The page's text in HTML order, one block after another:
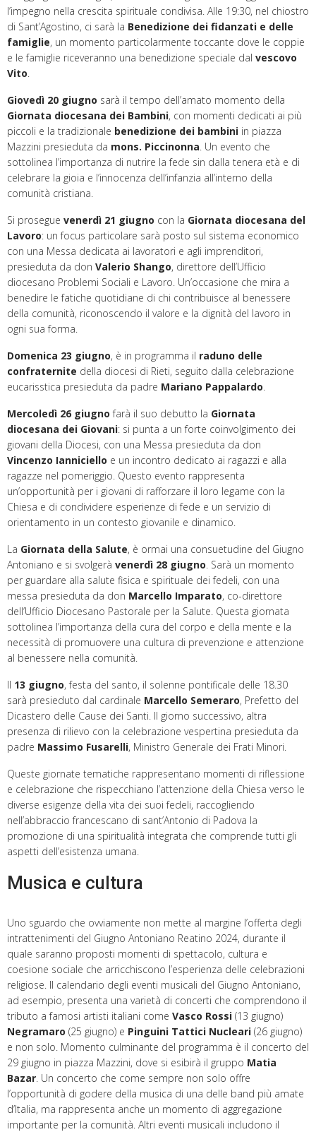
l’impegno nella crescita spirituale condivisa. Alle 19:30, nel chiostro
di Sant’Agostino, ci sarà la Benedizione dei fidanzati e delle
famiglie, un momento particolarmente toccante dove le coppie
e le famiglie riceveranno una benedizione speciale dal vescovo
Vito.
Giovedì 20 giugno sarà il tempo dell’amato momento della
Giornata diocesana dei Bambini, con momenti dedicati ai più
piccoli e la tradizionale benedizione dei bambini in piazza
Mazzini presieduta da mons. Piccinonna. Un evento che
sottolinea l’importanza di nutrire la fede sin dalla tenera età e di
celebrare la gioia e l’innocenza dell’infanzia all’interno della
comunità cristiana.
Si prosegue venerdì 21 giugno con la Giornata diocesana del
Lavoro: un focus particolare sarà posto sul sistema economico
con una Messa dedicata ai lavoratori e agli imprenditori,
presieduta da don Valerio Shango, direttore dell’Ufficio
diocesano Problemi Sociali e Lavoro. Un’occasione che mira a
benedire le fatiche quotidiane di chi contribuisce al benessere
della comunità, riconoscendo il valore e la dignità del lavoro in
ogni sua forma.
Domenica 23 giugno, è in programma il raduno delle
confraternite della diocesi di Rieti, seguito dalla celebrazione
eucarisstica presieduta da padre Mariano Pappalardo.
Mercoledì 26 giugnofarà il suo debutto la Giornata
diocesana dei Giovani: si punta a un forte coinvolgimento dei
giovani della Diocesi, con una Messa presieduta da don
Vincenzo Ianniciello e un incontro dedicato ai ragazzi e alla
ragazze nel pomeriggio. Questo evento rappresenta
un’opportunità per i giovani di rafforzare il loro legame con la
Chiesa e di condividere esperienze di fede e un servizio di
orientamento in un contesto giovanile e dinamico.
La Giornata della Salute, è ormai una consuetudine del Giugno
Antoniano e si svolgerà venerdì 28 giugno. Sarà un momento
per guardare alla salute fisica e spirituale dei fedeli, con una
messa presieduta da don Marcello Imparato, co-direttore
dell’Ufficio Diocesano Pastorale per la Salute. Questa giornata
sottolinea l’importanza della cura del corpo e della mente e la
necessità di promuovere una cultura di prevenzione e attenzione
al benessere nella comunità.
Il 13 giugno, festa del santo, il solenne pontificale delle 18.30
sarà presieduto dal cardinale Marcello Semeraro, Prefetto del
Dicastero delle Cause dei Santi. Il giorno successivo, altra
presenza di rilievo con la celebrazione vespertina presieduta da
padre Massimo Fusarelli, Ministro Generale dei Frati Minori.
Queste giornate tematiche rappresentano momenti di riflessione
e celebrazione che rispecchiano l’attenzione della Chiesa verso le
diverse esigenze della vita dei suoi fedeli, raccogliendo
nell’abbraccio francescano di sant’Antonio di Padova la
promozione di una spiritualità integrata che comprende tutti gli
aspetti dell’esistenza umana.
Musica e cultura
Uno sguardo che ovviamente non mette al margine l’offerta degli
intrattenimenti del Giugno Antoniano Reatino 2024, durante il
quale saranno proposti momenti di spettacolo, cultura e
coesione sociale che arricchiscono l’esperienza delle celebrazioni
religiose. Il calendario degli eventi musicali del Giugno Antoniano,
ad esempio, presenta una varietà di concerti che comprendono il
tributo a famosi artisti italiani come Vasco Rossi (13 giugno)
Negramaro (25 giugno) e Pinguini Tattici Nucleari (26 giugno)
e non solo. Momento culminante del programma è il concerto del
29 giugno in piazza Mazzini, dove si esibirà il gruppo Matia
Bazar. Un concerto che come sempre non solo offre
l’opportunità di godere della musica di una delle band più amate
d’Italia, ma rappresenta anche un momento di aggregazione
importante per la comunità. Altri eventi musicali includono il